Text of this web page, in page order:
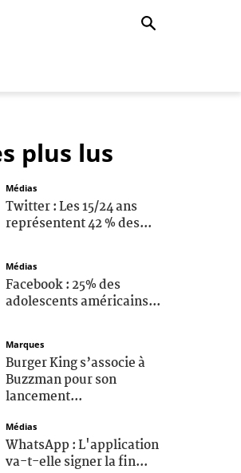
plus lus
Médias
Twitter : Les 15/24 ans
représentent 42 % des...
Médias
Facebook : 25% des
adolescents américains...
Marques
Burger King s’associe à
Buzzman pour son
lancement...
Médias
WhatsApp : L'application
va-t-elle signer la fin...